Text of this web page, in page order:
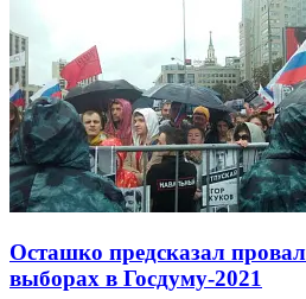
Осташко предсказал
выборах в Госдуму-2021